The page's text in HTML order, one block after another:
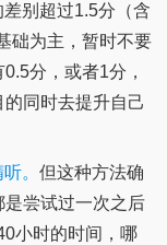
别超过1.5分（含
础为主，暂时不要
分，或者1分，
同时去提升自己
。 但这种方法确
尝试过一次之后
小时的时间，哪